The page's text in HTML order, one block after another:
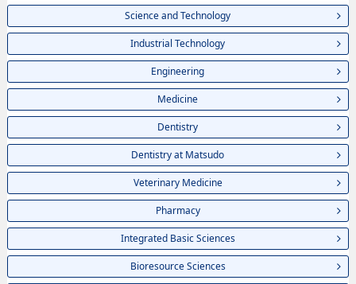
Science and Technology
Industrial Technology
Engineering
Medicine
Dentistry
Dentistry at Matsudo
Veterinary Medicine
Pharmacy
Integrated Basic Sciences
Bioresource Sciences